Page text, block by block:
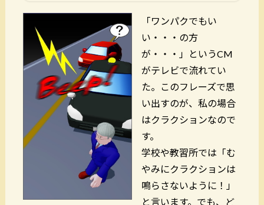
「ワンパクでもい
い・・・の方
が・・・」というCM
がテレビで流れてい
た。このフレーズで思
い出すのが、私の場合
はクラクションなので
す。
学校や教習所では「む
やみにクラクションは
鳴らさないように！」
と言います。でも、ど